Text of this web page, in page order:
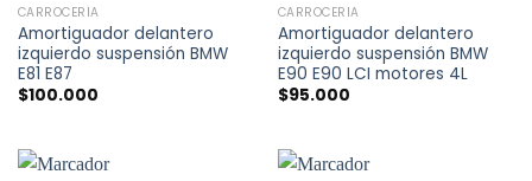
CARROCERÍA
Amortiguador delantero
izquierdo suspensión BMW
E81 E87
$100.000
CARROCERÍA
Amortiguador delantero
izquierdo suspensión BMW
E90 E90 LCI motores 4L
$95.000